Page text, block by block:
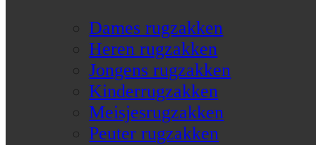
Dames rugzakken
Heren rugzakken
Jongens rugzakken
Kinderrugzakken
Meisjesrugzakken
Peuter rugzakken